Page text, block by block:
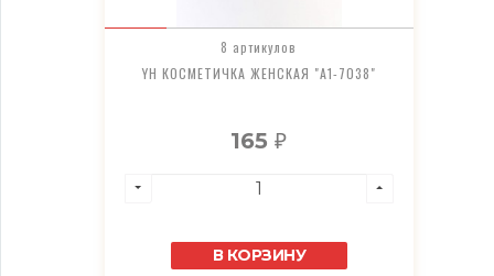
8 артикулов
YH КОСМЕТИЧКА ЖЕНСКАЯ "A1-7038"
165₽
В КОРЗИНУ